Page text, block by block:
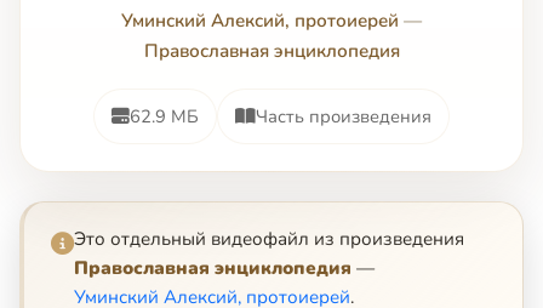
Уминский Алексий, протоиерей —
Православная энциклопедия
62.9 МБ Часть произведения
Это отдельный видеофайл из произведения
Православная энциклопедия —
Уминский Алексий, протоиерей.